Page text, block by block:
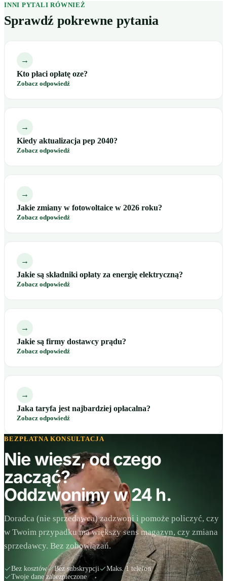
INNI PYTALI RÓWNIEŻ
Sprawdź pokrewne pytania
→
Kto płaci opłatę oze?
Zobacz odpowiedź
→
Kiedy aktualizacja pep 2040?
Zobacz odpowiedź
→
Jakie zmiany w fotowoltaice w 2026 roku?
Zobacz odpowiedź
→
Jakie są składniki opłaty za energię elektryczną?
Zobacz odpowiedź
→
Jakie są firmy dostawcy prądu?
Zobacz odpowiedź
→
Jaka taryfa jest najbardziej opłacalna?
Zobacz odpowiedź
BEZPŁATNA KONSULTACJA
Nie wiesz, od czego
zacząć?
Oddzwonimy w 24 h.
Doradca (nie sprzedawca) zadzwoni i pomoże policzyć, czy
w Twoim przypadku ma większy sens magazyn, czy zmiana
sprzedawcy. Bez zobowiązań.
Bez kosztów Bez subskrypcji
Maks. 1 telefon
Twoje dane zabezpieczone